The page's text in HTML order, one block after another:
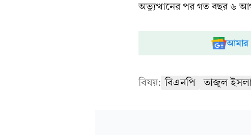
অভ্যুত্থানের পর গত বছর ৬
আমার
বিষয়: বিএনপি তাজুল